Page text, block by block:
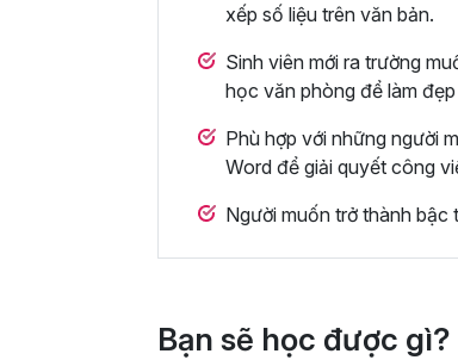
xếp số liệu trên văn bản.
Sinh viên mới ra trường
học văn phòng để làm
Phù hợp với những người
Word để giải quyết công
Người muốn trở thành bậc
Bạn sẽ học được gì?